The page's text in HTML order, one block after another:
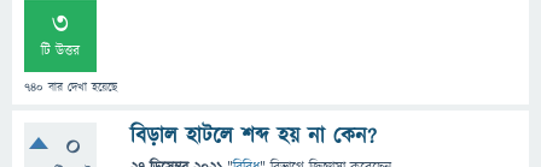
3
টি উত্তর
740 বার দেখা হয়েছে
0 বিড়াল হাটলে শব্দ হয় না কেন?